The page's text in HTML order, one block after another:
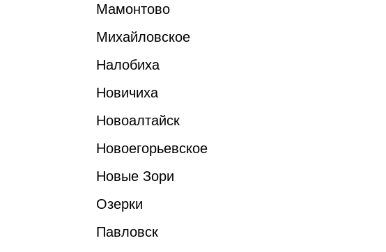
Мамонтово
Михайловское
Налобиха
Новичиха
Новоалтайск
Новоегорьевское
Новые Зори
Озерки
Павловск